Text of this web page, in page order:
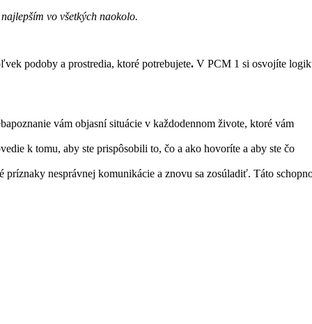
vo všetkých naokolo.
podoby a prostredia, ktoré potrebujete. V PCM 1 si osvojíte
vám objasní situácie v každodennom živote, ktoré vám
k tomu, aby ste prispôsobili to, čo a ako hovoríte a aby ste čo
nesprávnej komunikácie a znovu sa zosúladiť. Táto